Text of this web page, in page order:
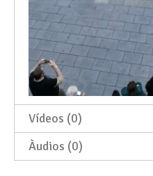
Vídeos (0)
Àudios (0)